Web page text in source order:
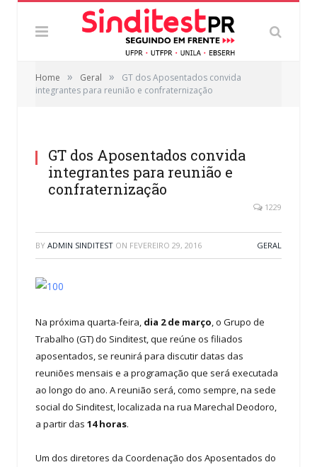
Home » Geral »
GT dos Aposentados convida
integrantes para reunião e confraternização
GT dos Aposentados convida
integrantes para reunião e
confraternização
1229
BY ADMIN SINDITEST ON FEVEREIRO 29, 2016 GERAL
Na próxima quarta-feira, dia 2 de março , o Grupo de
Trabalho (GT) do Sinditest, que reúne os filiados
aposentados, se reunirá para discutir datas das
reuniões mensais e a programação que será executada
ao longo do ano. A reunião será, como sempre, na sede
social do Sinditest, localizada na rua Marechal Deodoro,
a partir das 14 horas.
Um dos diretores da Coordenação dos Aposentados do